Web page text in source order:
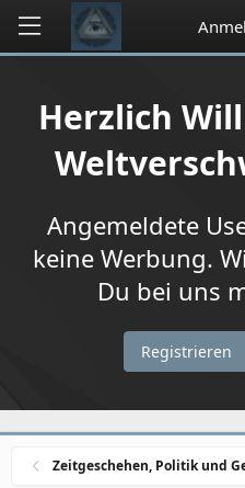
Herzlich
Angemeldete
keine Werbung.
Du bei uns
Registrieren
Zeitgeschehen, Politik und